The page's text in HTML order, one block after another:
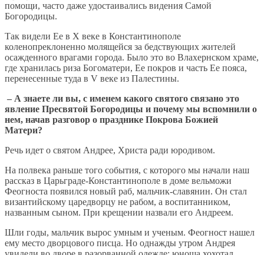
помощи, часто даже удостаивались видения Самой
Богородицы.
Так видели Ее в X веке в Константинополе
коленопреклоненно молящейся за бедствующих жителей
осажденного врагами города. Было это во Влахернском храме,
где хранилась риза Богоматери, Ее покров и часть Ее пояса,
перенесенные туда в V веке из Палестины.
– А знаете ли вы, с именем какого святого связано это
явление Пресвятой Богородицы и почему мы вспомнили о
нем, начав разговор о празднике Покрова Божией
Матери?
Речь идет о святом Андрее, Христа ради юродивом.
На полвека раньше того события, с которого мы начали наш
рассказ в Царьграде-Константинополе в доме вельможи
Феогноста появился новый раб, мальчик-славянин. Он стал
византийскому царедворцу не рабом, а воспитанником,
названным сыном. При крещении назвали его Андреем.
Шли годы, мальчик вырос умным и ученым. Феогност нашел
ему место дворцового писца. Но однажды утром Андрея